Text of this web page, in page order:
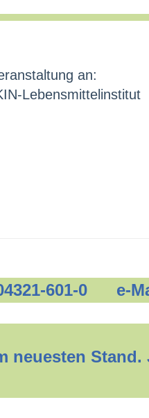
an:
Lebensmittelinstitut
601-0 e-
neuesten